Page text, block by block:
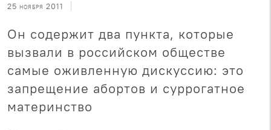
25 ноября 2011
Он содержит два пункта, которые
вызвали в российском обществе
самые оживленную дискуссию: это
запрещение абортов и суррогатное
материнство